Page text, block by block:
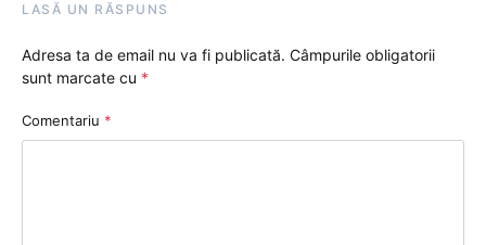
LASĂ UN RĂSPUNS
Adresa ta de email nu va fi publicată. Câmpurile obligatorii
sunt marcate cu *
Comentariu *